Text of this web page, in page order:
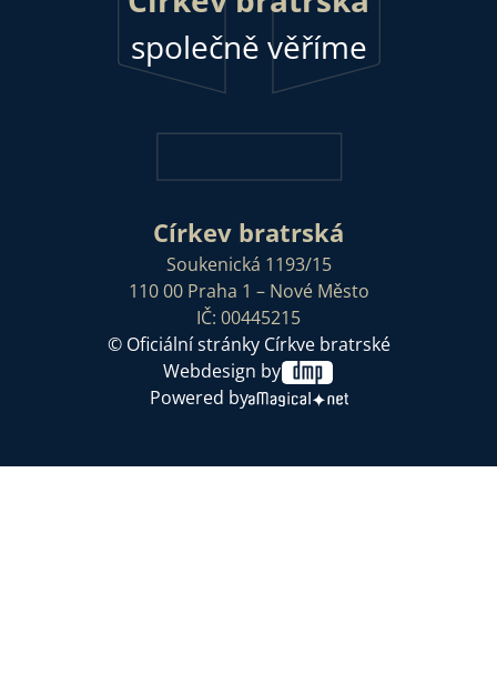
společně věříme
Církev bratrská
Soukenická 1193/15
110 00 Praha 1 – Nové Město
IČ: 00445215
© Oficiální stránky Církve bratrské
Webdesign by
Powered by